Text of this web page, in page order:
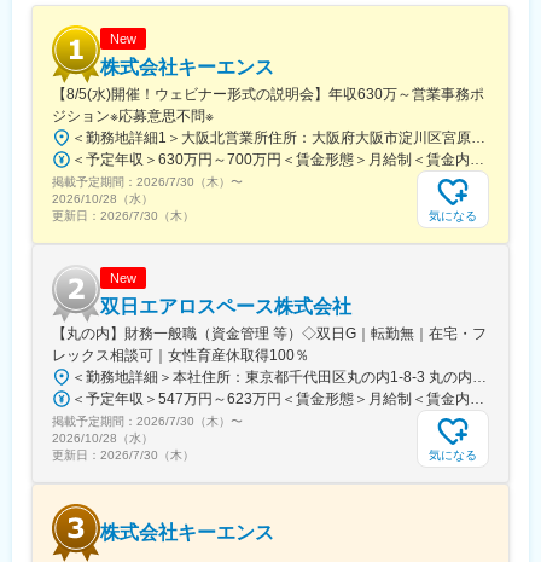
■福利厚生面：
・独身寮／社宅制度（約1万円/月）／社宅家賃補助制度／入社に
伴う引っ越し手当会社負担（住宅関連制度にて社内規定あり）
・24時間（週）までリモートワーク可／フレックスタイム制度有
／平均月残業は12.6H
・仕事と子育て／介護の両立支援制度充実／育児休業復帰率
100％（23年度時点）／平均勤続年数17.7年
■企業説明：
東証プライム上場の大手総合電子部品グローバルメーカーで、
2025年度の売上高は1兆円を突破、安定した経営基盤を保有して
／インドなど拡大しており、車載／民生／産業機器など多岐にわ
たる製品を保有し、幅広い業界と取引を行っています。また、従
業員の方が働きやすい環境づくりにも尽力しています。社内公募
制度を活用して自分のキャリアを自由に選択できる環境が整って
います。
変更の範囲：会社の定める業務
New
株式会社キーエンス
【8/5(水)開催！ウェビナー形式の説明会】年収630万～営業事務ポ
ジション※応募意思不問※
＜勤務地詳細1＞大阪北営業所住所：大阪府大阪市淀川区宮原3-5-36 新大阪トラストタワー勤務地最寄駅：新大阪駅受動喫煙対策：敷地内喫煙可能場所あり＜勤務地詳細2＞名古屋営業所住所：愛知県名古屋市中区錦2-4-15 ORE錦二丁目ビル勤務地最寄駅：丸の内駅受動喫煙対策：敷地内喫煙可能場所あり＜勤務地詳細3＞福岡営業所住所： 福岡県福岡市博多区博多駅東1-18-33 博多イーストテラス受動喫煙対策：屋内全面禁煙変更の範囲：会社の定める事業所
＜予定年収＞630万円～700万円＜賃金形態＞月給制＜賃金内訳＞月額（基本給）：279,000円～281,000円＜月給＞279,000円～281,000円＜昇給有無＞有＜残業手当＞有＜給与補足＞上記は入社初年度の想定年収です。※月給の金額とは別で、残業代、業績賞与支給有り※賞与：年4回、昇給：年1～2回※経験・能力等を考慮の上、同社規定により待遇を決定します※年収は会社業績によって変動することがあります賃金はあくまでも目安の金額であり、選考を通じて上下する可能性があります。月給(月額)は固定手当を含めた表記です。
掲載予定期間： 2026/7/30（木） 〜
2026/10/28（水）
更新日： 2026/7/30（木） 気になる
New
双日エアロスペース株式会社
【丸の内】財務一般職（資金管理 等）◇双日G｜転勤無｜在宅・フ
レックス相談可｜女性育産休取得100％
＜勤務地詳細＞本社住所：東京都千代田区丸の内1-8-3 丸の内トラストタワー本館4F勤務地最寄駅：JR線／東京駅受動喫煙対策：屋内全面禁煙変更の範囲：会社の定める事業所
＜予定年収＞547万円～623万円＜賃金形態＞月給制＜賃金内訳＞月額（基本給）：212,000円～256,000円＜月給＞212,000円～256,000円＜昇給有無＞有＜残業手当＞有＜給与補足＞※基本給は個人評価、賞与は個人評価および会社業績により変動します。※上記年収は想定残業20Ｈを含めた場合のサンプルとなります。■昇給：年1回（7月）■賞与：年2回（夏6月・冬12月）賃金はあくまでも目安の金額であり、選考を通じて上下する可能性があります。月給(月額)は固定手当を含めた表記です。
掲載予定期間： 2026/7/30（木） 〜
2026/10/28（水）
更新日： 2026/7/30（木） 気になる
株式会社キーエンス